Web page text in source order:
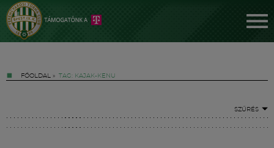
FŐOLDAL » TAG: KAJAK-KENU
SZŰRÉS